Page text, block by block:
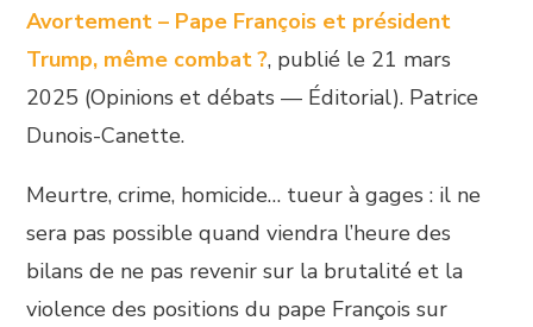
Avortement – Pape François et président
Trump, même combat ?, publié le 21 mars
2025 (Opinions et débats — Éditorial). Patrice
Dunois-Canette.
Meurtre, crime, homicide… tueur à gages : il ne
sera pas possible quand viendra l’heure des
bilans de ne pas revenir sur la brutalité et la
violence des positions du pape François sur